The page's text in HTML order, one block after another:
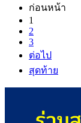
ก่อนหน้า
1
2
3
ต่อไป
สุดท้าย